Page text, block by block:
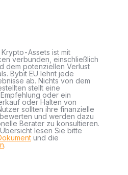
Assets ist mit
verbunden, einschließlich
dem potenziellen Verlust
Bybit EU lehnt jede
ab. Nichts von dem
stellt eine
oder ein
oder Halten von
sollten ihre finanzielle
und werden dazu
Berater zu konsultieren.
lesen Sie bitte
und die
.